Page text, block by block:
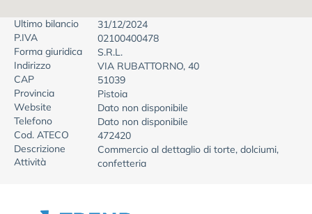
Ultimo bilancio
31/12/2024
P.IVA
02100400478
Forma giuridica
S.R.L.
Indirizzo
VIA RUBATTORNO, 40
CAP
51039
Provincia
Pistoia
Website
Dato non disponibile
Telefono
Dato non disponibile
Cod. ATECO
472420
Descrizione
Attività
Commercio al dettaglio di torte, dolciumi,
confetteria